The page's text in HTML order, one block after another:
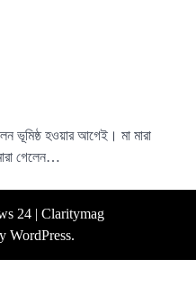
ভূমিষ্ঠ হওয়ার আগেই। মা মারা
গেলেন…
24 | Claritymag
WordPress.